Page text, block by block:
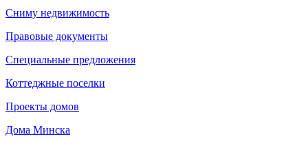
Сниму недвижимость
Правовые документы
Специальные предложения
Коттеджные поселки
Проекты домов
Дома Минска